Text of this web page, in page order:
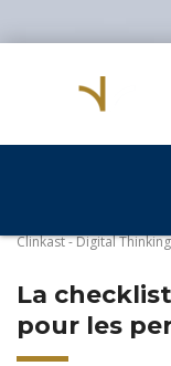
Clinkast - Digital Thinking
La
pour les